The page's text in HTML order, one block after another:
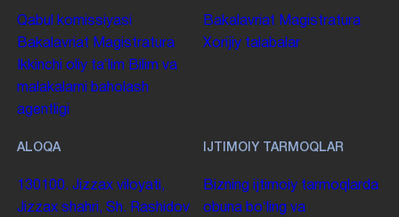
Qabul komissiyasi
Bakalavriat Magistratura
Ikkinchi oliy taʼlim Bilim va
malakalarni baholash
agentligi
Bakalavriat Magistratura
Xorijiy talabalar
ALOQA
130100. Jizzax viloyati,
Jizzax shahri, Sh. Rashidov
IJTIMOIY TARMOQLAR
Bizning ijtimoiy tarmoqlarda
obuna boʻling va